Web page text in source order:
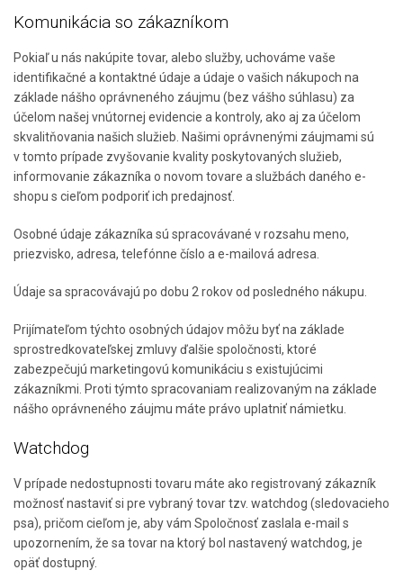
Komunikácia so zákazníkom
Pokiaľ u nás nakúpite tovar, alebo služby, uchováme vaše
identifikačné a kontaktné údaje a údaje o vašich nákupoch na
základe nášho oprávneného záujmu (bez vášho súhlasu) za
účelom našej vnútornej evidencie a kontroly, ako aj za účelom
skvalitňovania našich služieb. Našimi oprávnenými záujmami sú
v tomto prípade zvyšovanie kvality poskytovaných služieb,
informovanie zákazníka o novom tovare a službách daného e-
shopu s cieľom podporiť ich predajnosť.
Osobné údaje zákazníka sú spracovávané v rozsahu meno,
priezvisko, adresa, telefónne číslo a e-mailová adresa.
Údaje sa spracovávajú po dobu 2 rokov od posledného nákupu.
Prijímateľom týchto osobných údajov môžu byť na základe
sprostredkovateľskej zmluvy ďalšie spoločnosti, ktoré
zabezpečujú marketingovú komunikáciu s existujúcimi
zákazníkmi. Proti týmto spracovaniam realizovaným na základe
nášho oprávneného záujmu máte právo uplatniť námietku.
Watchdog
V prípade nedostupnosti tovaru máte ako registrovaný zákazník
možnosť nastaviť si pre vybraný tovar tzv. watchdog (sledovacieho
psa), pričom cieľom je, aby vám Spoločnosť zaslala e-mail s
upozornením, že sa tovar na ktorý bol nastavený watchdog, je
opäť dostupný.